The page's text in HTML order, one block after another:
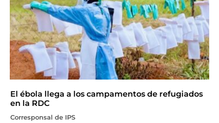
El ébola llega a los campamentos de refugiados
en la RDC
Corresponsal de IPS